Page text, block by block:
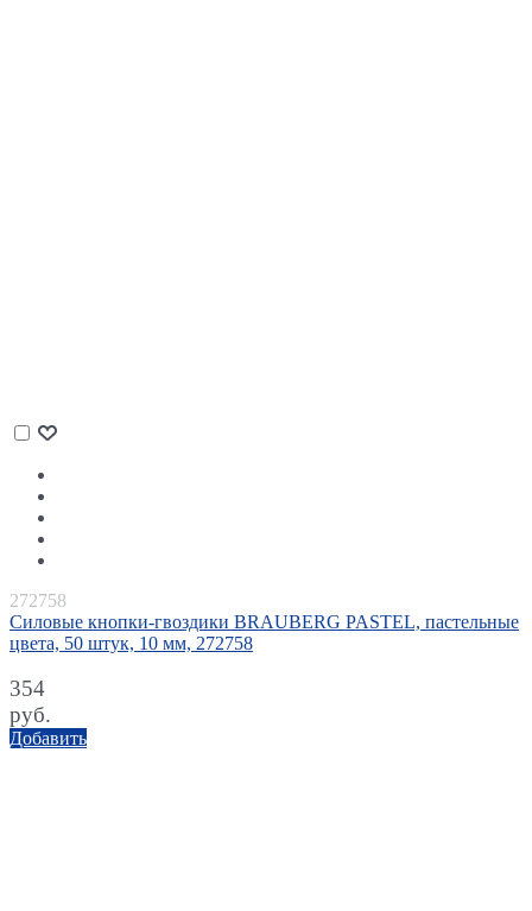
272758
Силовые кнопки-гвоздики BRAUBERG PASTEL, пастельные
цвета, 50 штук, 10 мм, 272758
354
руб.
Добавить